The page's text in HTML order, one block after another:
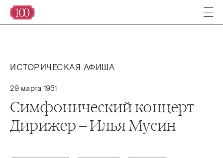
ИСТОРИЧЕСКАЯ АФИША
29 марта 1951
Симфонический концерт
Дирижер – Илья Мусин